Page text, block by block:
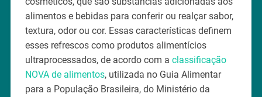
alimentos e bebidas para conferir ou realçar sabor,
textura, odor ou cor. Essas características definem
esses refrescos como produtos alimentícios
ultraprocessados, de acordo com a classificação
NOVA de alimentos, utilizada no Guia Alimentar
para a População Brasileira, do Ministério da